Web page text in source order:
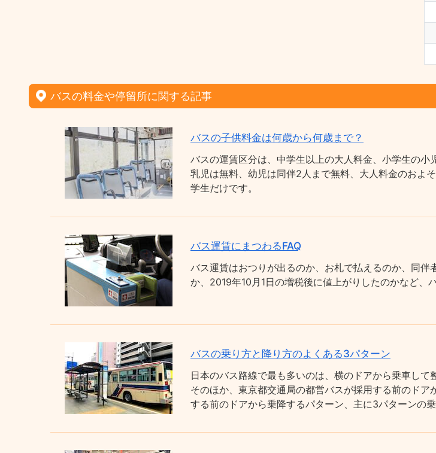
バスの料金や停留所に関する記事
バスの子供料金は何歳から何歳まで？
バスの運賃区分は、中学生以上の大人料金、小学生の小
乳児は無料、幼児は同伴2人まで無料、大人料金のおよ
学生だけです。
バス運賃にまつわるFAQ
バス運賃はおつりが出るのか、お札で払えるのか、同
か、2019年10月1日の増税後に値上がりしたのかなど、
バスの乗り方と降り方のよくある3パターン
日本のバス路線で最も多いのは、横のドアから乗車して
そのほか、東京都交通局の都営バスが採用する前のド
する前のドアから乗降するパターン、主に3パターンの